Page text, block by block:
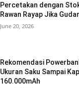
Percetakan dengan
Rawan Rayap Jika
June 20, 2026
Rekomendasi
Ukuran Saku Sampai
160.000mAh